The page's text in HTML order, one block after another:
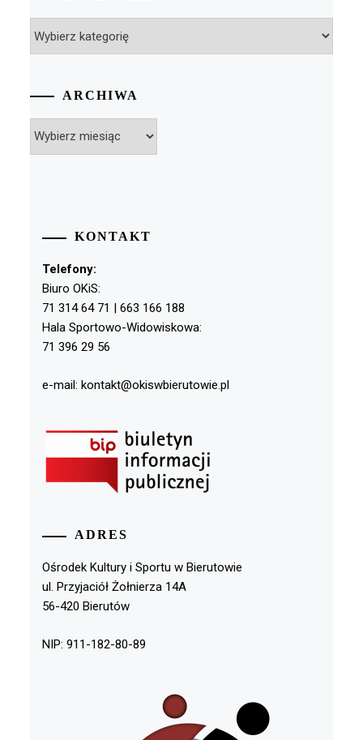
ARCHIWA
KONTAKT
Telefony:
Biuro OKiS:
71 314 64 71 | 663 166 188
Hala Sportowo-Widowiskowa:
71 396 29 56
e-mail: kontakt@okiswbierutowie.pl
ADRES
Ośrodek Kultury i Sportu w Bierutowie
ul. Przyjaciół Żołnierza 14A
56-420 Bierutów
NIP: 911-182-80-89